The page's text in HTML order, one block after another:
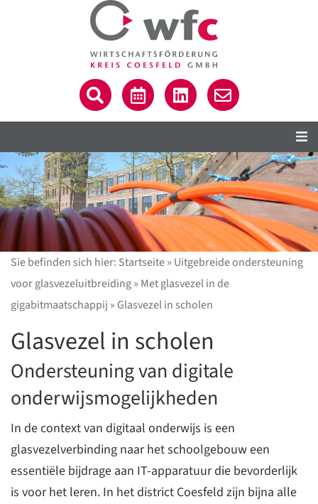
Sie befinden sich hier: Startseite» Uitgebreide ondersteuning
voor glasvezeluitbreiding» Met glasvezel in de
gigabitmaatschappij » Glasvezel in scholen
Glasvezel in scholen
Ondersteuning van digitale
onderwijsmogelijkheden
In de context van digitaal onderwijs is een
glasvezelverbinding naar het schoolgebouw een
essentiële bijdrage aan IT-apparatuur die bevorderlijk
is voor het leren. In het district Coesfeld zijn bijna alle